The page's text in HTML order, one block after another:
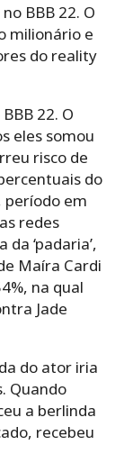
BBB 22. O
milionário e
do reality
22. O
eles somou
risco de
do
em
redes
‘padaria’,
Maíra Cardi
na qual
Jade
do ator iria
Quando
a berlinda
recebeu